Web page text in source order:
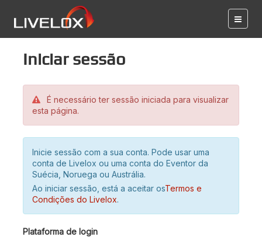
Iniciar sessão
É necessário ter sessão iniciada para visualizar
esta página.
Inicie sessão com a sua conta. Pode usar uma
conta de Livelox ou uma conta do Eventor da
Suécia, Noruega ou Austrália.
Ao iniciar sessão, está a aceitar osTermos e
Condições do Livelox.
Plataforma de login